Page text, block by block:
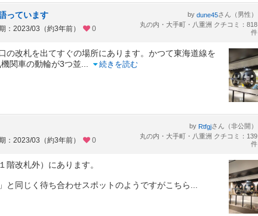
っています
：2023/03（約3年前） 0
by dune45さん（男性）
丸の内・大手町・八重洲 クチコミ：818
件
の改札を出てすぐの場所にあります。かつて東海道線を
関車の動輪が3つ並
続きを読む
：2023/03（約3年前） 0
by Rtfgjさん（非公開）
丸の内・大手町・八重洲 クチコミ：139
件
階改札外）にあります。
と同じく待ち合わせスポットのようですがこちら